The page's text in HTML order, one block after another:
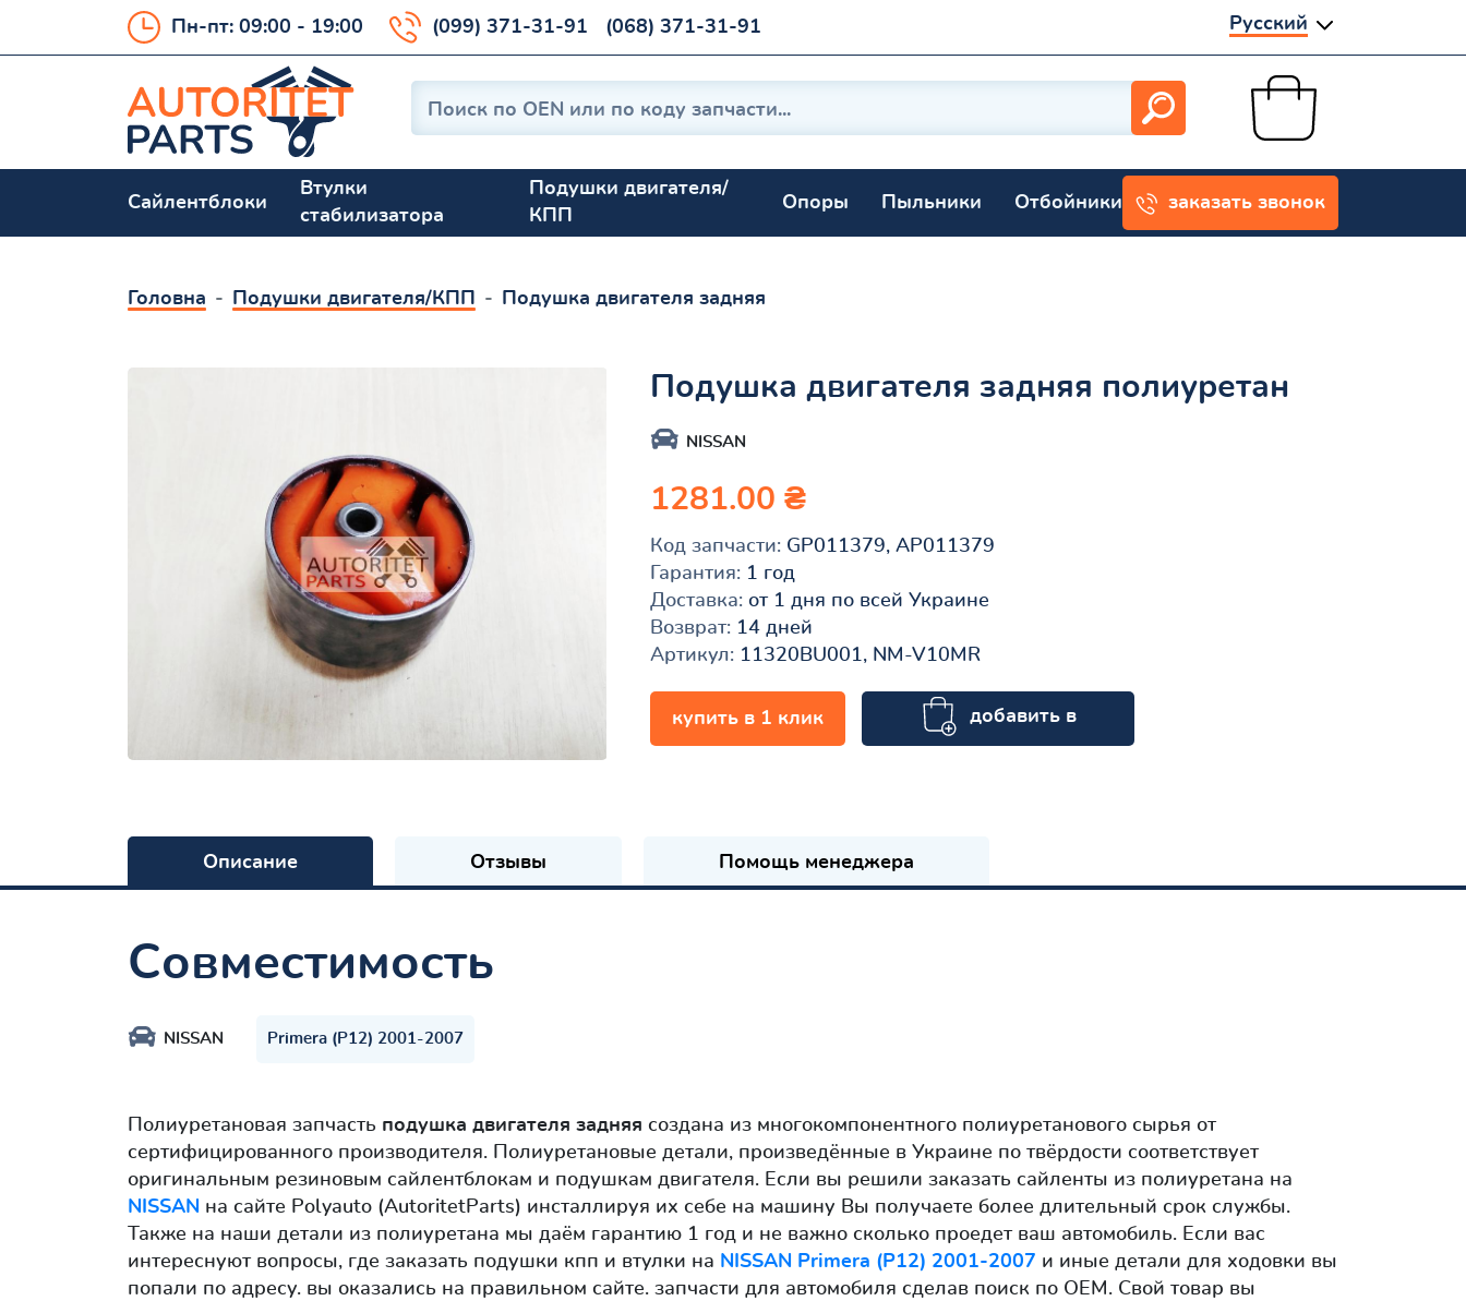
Пн-пт: 09:00 - 19:00 (099) 371-31-91 (068) 371-31-91 Русский
Сайлентблоки
Втулки
стабилизатора
Подушки двигателя/
КПП
Опоры Пыльники Отбойники заказать звонок
Головна Подушки двигателя/КПП Подушка двигателя задняя
Подушка двигателя задняя полиуретан
NISSAN
1281.00 ₴
Код запчасти: GP011379, AP011379
Гарантия: 1 год
Доставка: от 1 дня по всей Украине
Возврат: 14 дней
Артикул: 11320BU001, NM-V10MR
купить в 1 клик
добавить в
корзину
Описание Отзывы Помощь менеджера
Совместимость
NISSAN Primera (P12) 2001-2007
Полиуретановая запчасть подушка двигателя задняя создана из многокомпонентного полиуретанового сырья от
сертифицированного производителя. Полиуретановые детали, произведённые в Украине по твёрдости соответствует
оригинальным резиновым сайлентблокам и подушкам двигателя. Если вы решили заказать сайленты из полиуретана на
NISSAN на сайте Polyauto (AutoritetParts) инсталлируя их себе на машину Вы получаете более длительный срок службы.
Также на наши детали из полиуретана мы даём гарантию 1 год и не важно сколько проедет ваш автомобиль. Если вас
интереснуют вопросы, где заказать подушки кпп и втулки на NISSAN Primera (P12) 2001-2007 и иные детали для ходовки вы
попали по адресу. вы оказались на правильном сайте. запчасти для автомобиля сделав поиск по OEM. Свой товар вы